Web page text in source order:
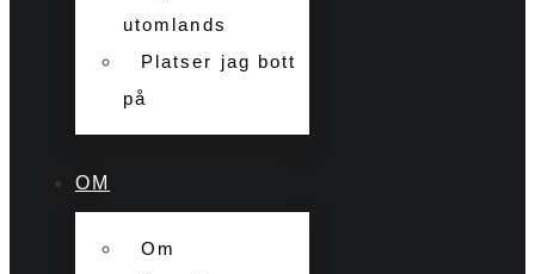
utomlands
Platser jag bott
på
OM
Om